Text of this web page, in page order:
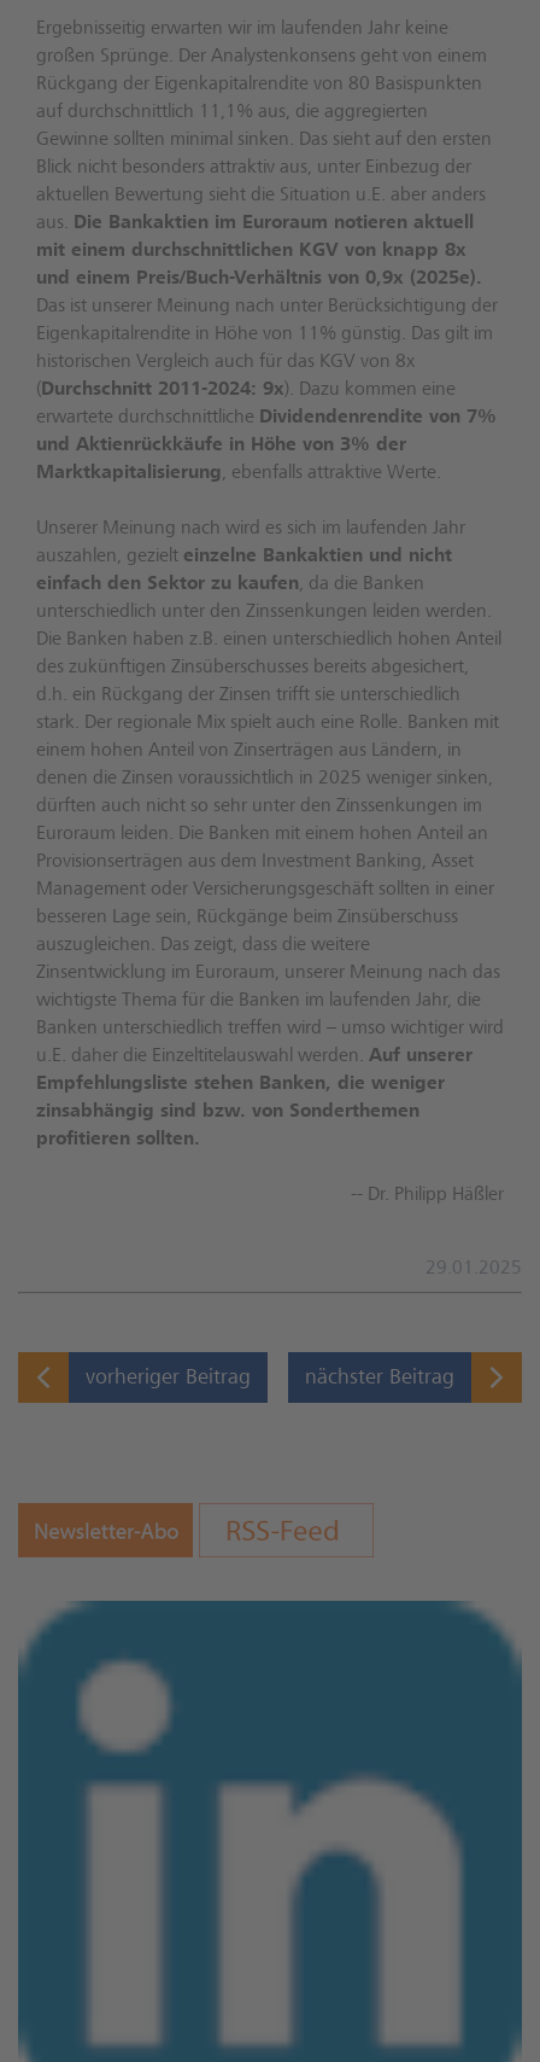
Ergebnisseitig erwarten wir im laufenden Jahr keine
großen Sprünge. Der Analystenkonsens geht von einem
Rückgang der Eigenkapitalrendite von 80 Basispunkten
auf durchschnittlich 11,1% aus, die aggregierten
Gewinne sollten minimal sinken. Das sieht auf den ersten
Blick nicht besonders attraktiv aus, unter Einbezug der
aktuellen Bewertung sieht die Situation u.E. aber anders
aus. Die Bankaktien im Euroraum notieren aktuell
mit einem durchschnittlichen KGV von knapp 8x
und einem Preis/Buch-Verhältnis von 0,9x (2025e).
Das ist unserer Meinung nach unter Berücksichtigung der
Eigenkapitalrendite in Höhe von 11% günstig. Das gilt im
historischen Vergleich auch für das KGV von 8x
( Durchschnitt 2011-2024: 9x). Dazu kommen eine
erwartete durchschnittliche Dividendenrendite von 7%
und Aktienrückkäufe in Höhe von 3% der
Marktkapitalisierung , ebenfalls attraktive Werte.
Unserer Meinung nach wird es sich im laufenden Jahr
auszahlen, gezielt einzelne Bankaktien und nicht
einfach den Sektor zu kaufen, da die Banken
unterschiedlich unter den Zinssenkungen leiden werden.
Die Banken haben z.B. einen unterschiedlich hohen Anteil
des zukünftigen Zinsüberschusses bereits abgesichert,
d.h. ein Rückgang der Zinsen trifft sie unterschiedlich
stark. Der regionale Mix spielt auch eine Rolle. Banken mit
einem hohen Anteil von Zinserträgen aus Ländern, in
denen die Zinsen voraussichtlich in 2025 weniger sinken,
dürften auch nicht so sehr unter den Zinssenkungen im
Euroraum leiden. Die Banken mit einem hohen Anteil an
Provisionserträgen aus dem Investment Banking, Asset
Management oder Versicherungsgeschäft sollten in einer
besseren Lage sein, Rückgänge beim Zinsüberschuss
auszugleichen. Das zeigt, dass die weitere
Zinsentwicklung im Euroraum, unserer Meinung nach das
wichtigste Thema für die Banken im laufenden Jahr, die
Banken unterschiedlich treffen wird – umso wichtiger wird
u.E. daher die Einzeltitelauswahl werden. Auf unserer
Empfehlungsliste stehen Banken, die weniger
zinsabhängig sind bzw. von Sonderthemen
profitieren sollten.
-- Dr. Philipp Häßler
29.01.2025
vorheriger Beitrag nächster Beitrag